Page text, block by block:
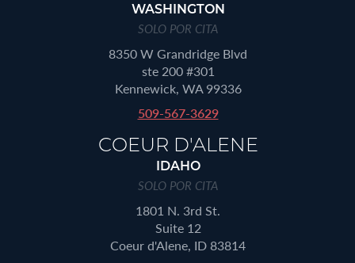
WASHINGTON
SOLO POR CITA
8350 W Grandridge Blvd
ste 200 #301
Kennewick, WA 99336
509-567-3629
COEUR D'ALENE
IDAHO
SOLO POR CITA
1801 N. 3rd St.
Suite 12
Coeur d'Alene, ID 83814